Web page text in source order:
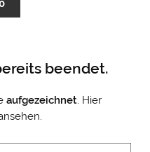
beendet.
aufgezeichnet. Hier